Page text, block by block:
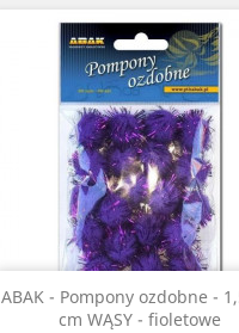
ABAK - Pompony ozdobne -
cm WĄSY - fioletowe